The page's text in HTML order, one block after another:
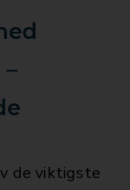
de viktigste